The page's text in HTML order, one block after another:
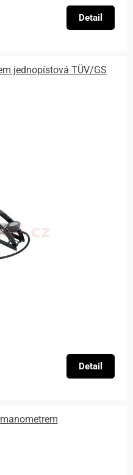
Detail
jednopístová TÜV/GS
Detail